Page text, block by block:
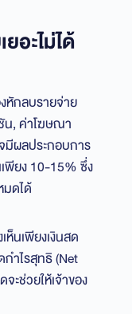
อะไม่ได้
หักลบรายจ่าย
น, ค่าโฆษณา
มีผลประกอบการ
พียง 10-15% ซึ่ง
ดได้
นเพียงเงินสด
ำไรสุทธิ (Net
ะช่วยให้เจ้าของ